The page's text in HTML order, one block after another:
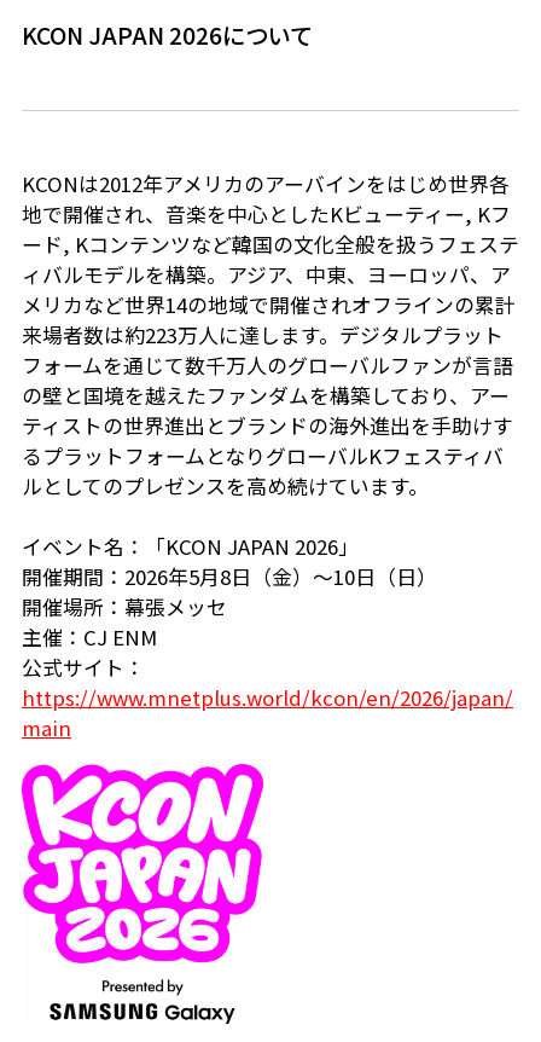
KCON JAPAN 2026について
KCONは2012年アメリカのアーバインをはじめ世界各
地で開催され、音楽を中心としたKビューティー, Kフ
ード, Kコンテンツなど韓国の文化全般を扱うフェステ
ィバルモデルを構築。アジア、中東、ヨーロッパ、ア
メリカなど世界14の地域で開催されオフラインの累計
来場者数は約223万人に達します。デジタルプラット
フォームを通じて数千万人のグローバルファンが言語
の壁と国境を越えたファンダムを構築しており、アー
ティストの世界進出とブランドの海外進出を手助けす
るプラットフォームとなりグローバルKフェスティバ
ルとしてのプレゼンスを高め続けています。
イベント名：「KCON JAPAN 2026」
開催期間：2026年5月8日（金）～10日（日）
開催場所：幕張メッセ
主催：CJ ENM
公式サイト：
https://www.mnetplus.world/kcon/en/2026/japan/
main